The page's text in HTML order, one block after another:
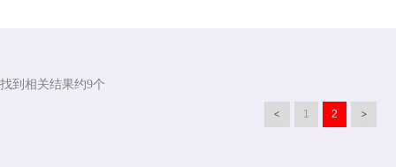
找到相关结果约9个
1 2